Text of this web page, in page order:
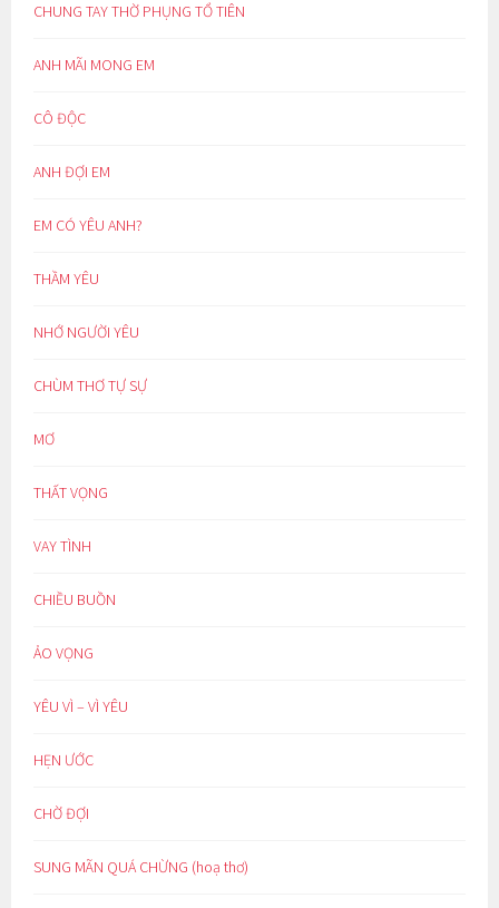
CHUNG TAY THỜ PHỤNG TỔ TIÊN
ANH MÃI MONG EM
CÔ ĐỘC
ANH ĐỢI EM
EM CÓ YÊU ANH?
THẦM YÊU
NHỚ NGƯỜI YÊU
CHÙM THƠ TỰ SỰ
MƠ
THẤT VỌNG
VAY TÌNH
CHIỀU BUỒN
ẢO VỌNG
YÊU VÌ – VÌ YÊU
HẸN ƯỚC
CHỜ ĐỢI
SUNG MÃN QUÁ CHỪNG (hoạ thơ)